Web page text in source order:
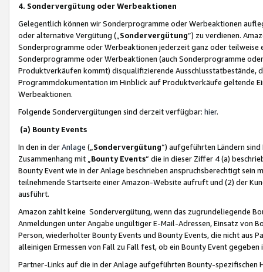
4. Sondervergütung oder Werbeaktionen
Gelegentlich können wir Sonderprogramme oder Werbeaktionen
oder alternative Vergütung („ Sondervergütung”) zu verdienen.
Sonderprogramme oder Werbeaktionen jederzeit ganz oder
Sonderprogramme oder Werbeaktionen (auch Sonderprogramme
Produktverkäufen kommt) disqualifizierende Ausschlusstatbestände,
Programmdokumentation im Hinblick auf Produktverkäufe geltende
Werbeaktionen.
Folgende Sondervergütungen sind derzeit verfügbar: hier.
(a) Bounty Events
In den in derAnlage („ Sondervergütung“) aufgeführten Ländern
Zusammenhang mit „ Bounty Events“ die in dieser Ziffer 4 (a)
Bounty Event wie in der Anlage beschrieben anspruchsberechtigt sein
teilnehmende Startseite einer Amazon-Website aufruft und (2) der
ausführt.
Amazon zahlt keine Sondervergütung, wenn das zugrundeliegende
Anmeldungen unter Angabe ungültiger E-Mail-Adressen, Einsatz von
Person, wiederholter Bounty Events und Bounty Events, die nicht
alleinigen Ermessen von Fall zu Fall fest, ob ein Bounty Event
Partner-Links auf die in der Anlage aufgeführten Bounty-spezifischen